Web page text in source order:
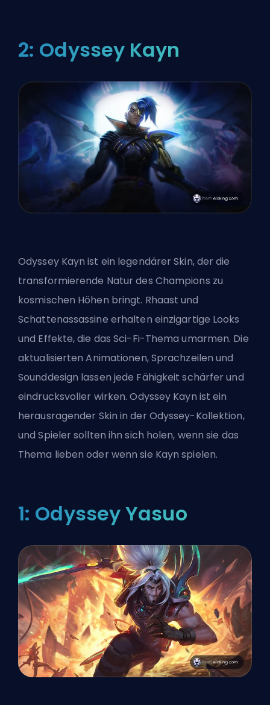
2: Odyssey Kayn
Odyssey Kayn ist ein legendärer Skin, der die
transformierende Natur des Champions zu
kosmischen Höhen bringt. Rhaast und
Schattenassassine erhalten einzigartige Looks
und Effekte, die das Sci-Fi-Thema umarmen. Die
aktualisierten Animationen, Sprachzeilen und
Sounddesign lassen jede Fähigkeit schärfer und
eindrucksvoller wirken. Odyssey Kayn ist ein
herausragender Skin in der Odyssey-Kollektion,
und Spieler sollten ihn sich holen, wenn sie das
Thema lieben oder wenn sie Kayn spielen.
1: Odyssey Yasuo